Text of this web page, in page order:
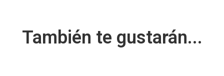
También te gustarán...